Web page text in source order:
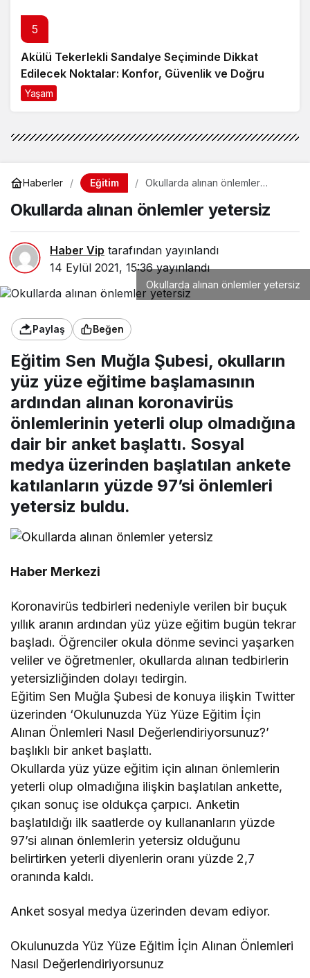
5
Akülü Tekerlekli Sandalye Seçiminde Dikkat
Edilecek Noktalar: Konfor, Güvenlik ve Doğru
Model Tercihi
Yaşam
Haberler Eğitim
Okullarda alınan önlemler
Okullarda alınan önlemler yetersiz
Haber Vip tarafından yayınlandı
14 Eylül 2021, 15:36yayınlandı
Okullarda alınan önlemler yetersiz
Paylaş Beğen
Eğitim Sen Muğla Şubesi, okulların
yüz yüze eğitime başlamasının
ardından alınan koronavirüs
önlemlerinin yeterli olup olmadığına
dair bir anket başlattı. Sosyal
medya üzerinden başlatılan ankete
katılanların yüzde 97’si önlemleri
yetersiz buldu.
Haber Merkezi
Koronavirüs tedbirleri nedeniyle verilen bir buçuk
yıllık aranın ardından yüz yüze eğitim bugün tekrar
başladı. Öğrenciler okula dönme sevinci yaşarken
veliler ve öğretmenler, okullarda alınan tedbirlerin
yetersizliğinden dolayı tedirgin.
Eğitim Sen Muğla Şubesi de konuya ilişkin Twitter
üzerinden ‘Okulunuzda Yüz Yüze Eğitim İçin
Alınan Önlemleri Nasıl Değerlendiriyorsunuz?’
başlıklı bir anket başlattı.
Okullarda yüz yüze eğitim için alınan önlemlerin
yeterli olup olmadığına ilişkin başlatılan ankette,
çıkan sonuç ise oldukça çarpıcı. Anketin
başlatıldığı ilk saatlerde oy kullananların yüzde
97’si alınan önlemlerin yetersiz olduğunu
belirtirken yeterli diyenlerin oranı yüzde 2,7
oranında kaldı.
Anket sosyal medya üzerinden devam ediyor.
Okulunuzda Yüz Yüze Eğitim İçin Alınan Önlemleri
Nasıl Değerlendiriyorsunuz